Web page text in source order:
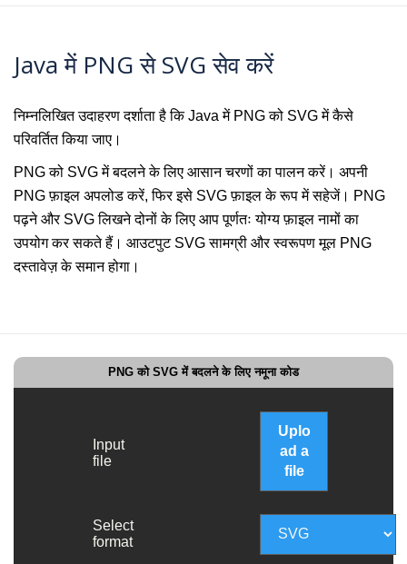
Java में PNG से SVG सेव करें
निम्नलिखित उदाहरण दर्शाता है कि Java में PNG को SVG में कैसे
परिवर्तित किया जाए।
PNG को SVG में बदलने के लिए आसान चरणों का पालन करें। अपनी
PNG फ़ाइल अपलोड करें, फिर इसे SVG फ़ाइल के रूप में सहेजें। PNG
पढ़ने और SVG लिखने दोनों के लिए आप पूर्णतः योग्य फ़ाइल नामों का
उपयोग कर सकते हैं। आउटपुट SVG सामग्री और स्वरूपण मूल PNG
दस्तावेज़ के समान होगा।
PNG को SVG में बदलने के लिए नमूना कोड
Input
file
Uplo
ad a
file
Select
format